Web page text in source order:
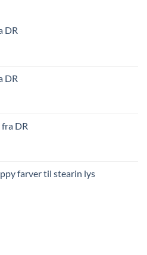
DR
DR
DR
farver til stearin lys